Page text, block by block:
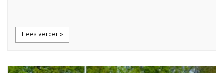
Lees verder »